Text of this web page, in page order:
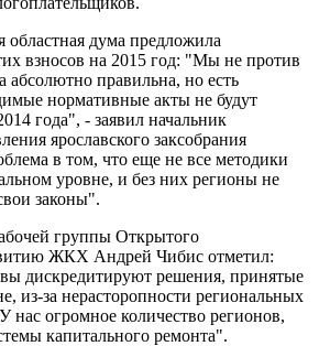
областная дума предложила
взносов на 2015 год: "Мы не против
абсолютно правильна, но есть
нормативные акты не будут
года", - заявил начальник
ярославского заксобрания
в том, что еще не все методики
уровне, и без них регионы не
законы".
группы Открытого
ЖКХ Андрей Чибис отметил:
дискредитируют решения, принятые
из-за нерасторопности региональных
нас огромное количество регионов,
капитального ремонта".